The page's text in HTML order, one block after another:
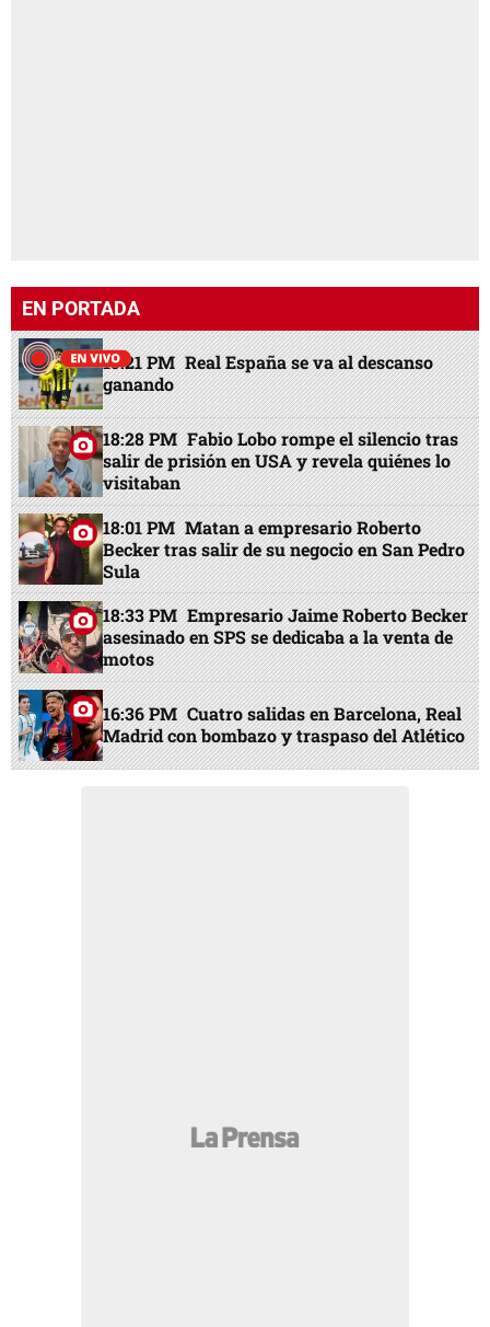
EN PORTADA
15:21 PM Real España se va al descanso
ganando
18:28 PM Fabio Lobo rompe el silencio tras
salir de prisión en USA y revela quiénes lo
visitaban
18:01 PM Matan a empresario Roberto
Becker tras salir de su negocio en San Pedro
Sula
18:33 PM Empresario Jaime Roberto Becker
asesinado en SPS se dedicaba a la venta de
motos
16:36 PM Cuatro salidas en Barcelona, Real
Madrid con bombazo y traspaso del Atlético